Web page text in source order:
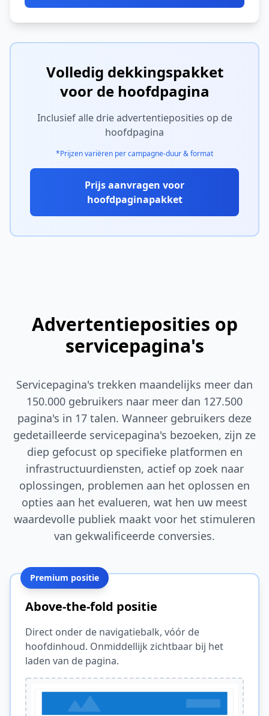
Volledig dekkingspakket
voor de hoofdpagina
Inclusief alle drie advertentieposities op de
hoofdpagina
*Prijzen variëren per campagne-duur & format
Prijs aanvragen voor
hoofdpaginapakket
Advertentieposities op
servicepagina's
Servicepagina's trekken maandelijks meer dan
150.000 gebruikers naar meer dan 127.500
pagina's in 17 talen. Wanneer gebruikers deze
gedetailleerde servicepagina's bezoeken, zijn ze
diep gefocust op specifieke platformen en
infrastructuurdiensten, actief op zoek naar
oplossingen, problemen aan het oplossen en
opties aan het evalueren, wat hen uw meest
waardevolle publiek maakt voor het stimuleren
van gekwalificeerde conversies.
Premium positie
Above-the-fold positie
Direct onder de navigatiebalk, vóór de
hoofdinhoud. Onmiddellijk zichtbaar bij het
laden van de pagina.